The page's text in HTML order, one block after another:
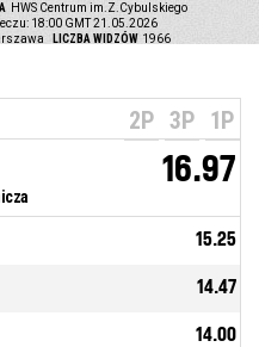
HWS Centrum im.Z.Cybulskiego
18:00 GMT 21.05.2026
LICZBA WIDZÓW 1966
2P 3P 1P
16.97
15.25
14.47
14.00